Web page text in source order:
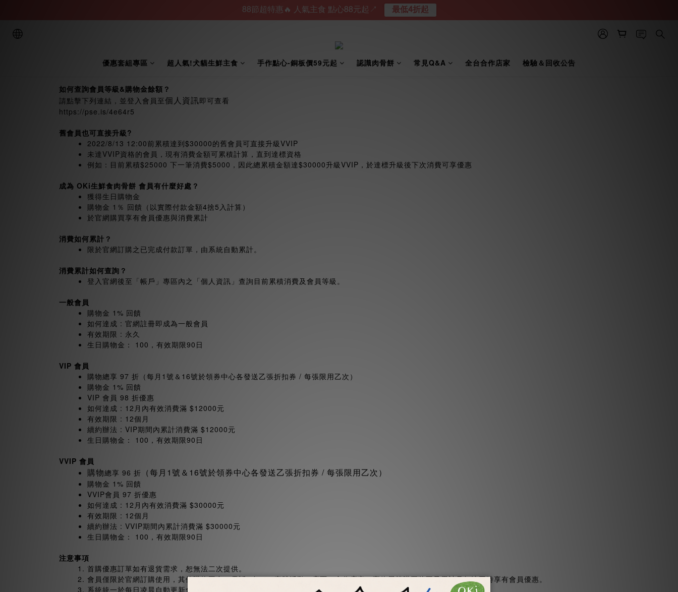
優惠套組專區 超人氣!犬貓生鮮主食 手作點心-銅板價59元起 認識肉骨餅 常見Q&A 全台合作店家 檢驗＆回收公告
如何查詢會員等級&購物金餘額？
請點擊下列連結，並登入會員至個人資訊即可查看
https://pse.is/4e64r5
舊會員也可直接升級?
2022/8/13 12:00前累積達到$30000的舊會員可直接升級VVIP
未達VVIP資格的會員，現有消費金額可累積計算，直到達標資格
例如：目前累積$25000 下一筆消費$5000，因此總累積金額達$30000升級VVIP，於達標升級後下次消費可享優惠
成為 OKi生鮮食肉骨餅 會員有什麼好處？
獲得生日購物金
購物金 1％ 回饋（以實際付款金額4捨5入計算）
於官網購買享有會員優惠與消費累計
消費如何累計？
限於官網訂購之已完成付款訂單，由系統自動累計。
消費累計如何查詢？
登入官網後至「帳戶」專區內之「個人資訊」查詢目前累積消費及會員等級。
一般會員
購物金 1% 回饋
如何達成 : 官網註冊即成為一般會員
有效期限 : 永久
生日購物金： 100，有效期限90日
VIP 會員
購物總享 97 折（每月1號＆16號於領券中心各發送乙張折扣券 / 每張限用乙次）
購物金 1% 回饋
VIP 會員 98 折優惠
如何達成 : 12月內有效消費滿 $12000元
有效期限 : 12個月
續約辦法 : VIP期間內累計消費滿 $12000元
生日購物金： 100，有效期限90日
VVIP 會員
購物總享 96 折 （每月1號＆16號於領券中心各發送乙張折扣券 / 每張限用乙次）
購物金 1% 回饋
VVIP會員 97 折優惠
如何達成 : 12月內有效消費滿 $30000元
有效期限 : 12個月
續約辦法 : VVIP期間內累計消費滿 $30000元
生日購物金： 100，有效期限90日
注意事項
首購優惠訂單如有退貨需求，恕無法二次提供。
會員僅限於官網訂購使用，其他購物平台、電話、line、實體活動、店面、合作店家、寵物展等購買將不予累計且無法同時享有會員優惠。
系統統一於每日凌晨自動更新會員資格，以會員設定為基準，查閱是否達到會員的升級/降級/續會資格
88節超特惠🔥 人氣主食 點心88元起↗︎ 最低4折起